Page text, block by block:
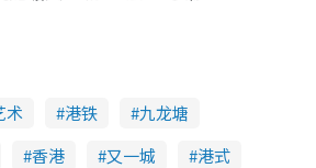
术 港铁
九龙塘
香港 又一城
港式